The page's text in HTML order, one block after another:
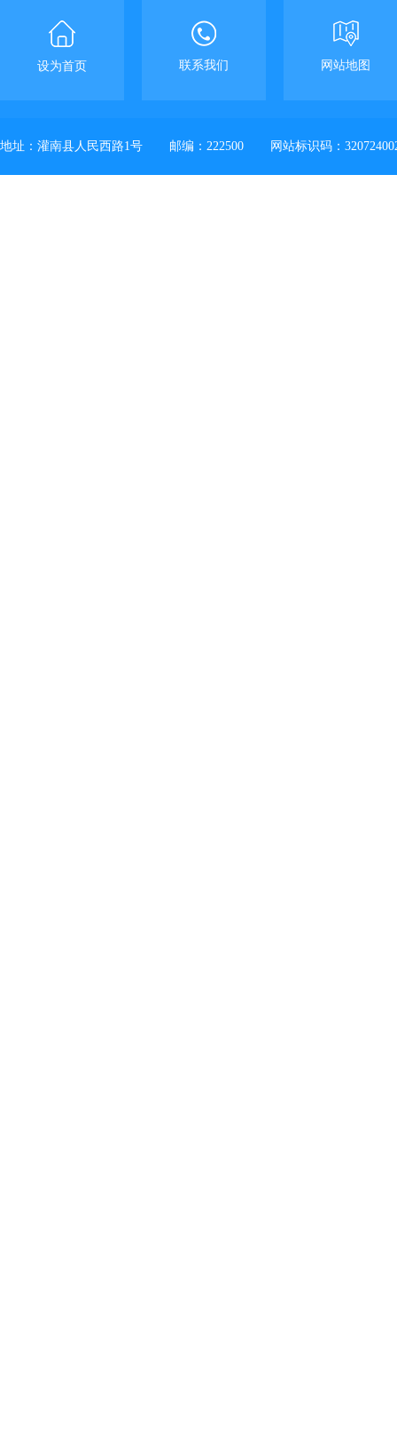
设为首页 联系我们 网站地图
地址：灌南县人民西路1号 邮编：222500 网站标识码：